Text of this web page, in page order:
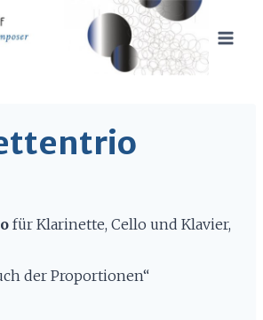
für Klarinette, Cello und Klavier,
der Proportionen“